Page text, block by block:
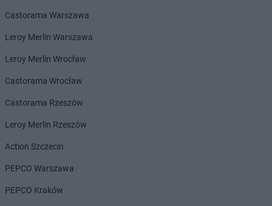
Castorama Warszawa
Leroy Merlin Warszawa
Leroy Merlin Wrocław
Castorama Wrocław
Castorama Rzeszów
Leroy Merlin Rzeszów
Action Szczecin
PEPCO Warszawa
PEPCO Kraków